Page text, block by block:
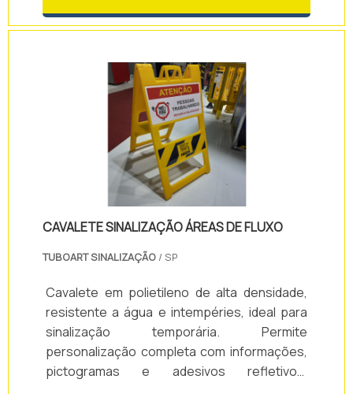
CAVALETE SINALIZAÇÃO ÁREAS DE FLUXO
TUBOART SINALIZAÇÃO / SP
Cavalete em polietileno de alta densidade,
resistente a água e intempéries, ideal para
sinalização temporária. Permite
personalização completa com informações,
pictogramas e adesivos refletivos.